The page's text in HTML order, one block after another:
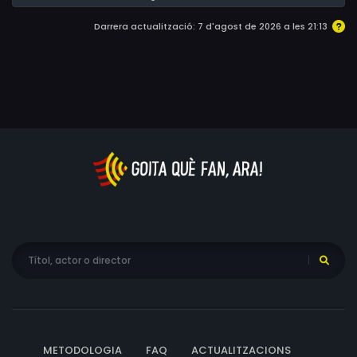
Poul Erik Skammelsen, Karin Cruz Forsstrøm, Diêm Camille
Darrera actualització: 7 d'agost de 2026 a les 21:13
METODOLOGIA FAQ ACTUALITZACIONS